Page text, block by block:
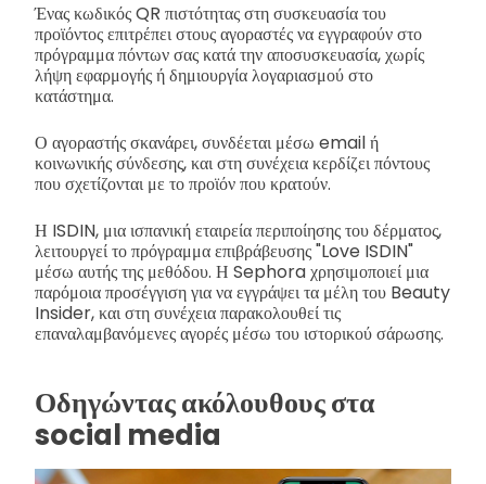
Ένας κωδικός QR πιστότητας στη συσκευασία του
προϊόντος επιτρέπει στους αγοραστές να εγγραφούν στο
πρόγραμμα πόντων σας κατά την αποσυσκευασία, χωρίς
λήψη εφαρμογής ή δημιουργία λογαριασμού στο
κατάστημα.
Ο αγοραστής σκανάρει, συνδέεται μέσω email ή
κοινωνικής σύνδεσης, και στη συνέχεια κερδίζει πόντους
που σχετίζονται με το προϊόν που κρατούν.
Η ISDIN, μια ισπανική εταιρεία περιποίησης του δέρματος,
λειτουργεί το πρόγραμμα επιβράβευσης "Love ISDIN"
μέσω αυτής της μεθόδου. Η Sephora χρησιμοποιεί μια
παρόμοια προσέγγιση για να εγγράψει τα μέλη του Beauty
Insider, και στη συνέχεια παρακολουθεί τις
επαναλαμβανόμενες αγορές μέσω του ιστορικού σάρωσης.
Οδηγώντας ακόλουθους στα
social media